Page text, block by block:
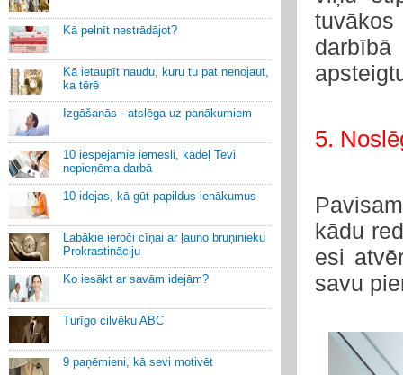
Kā pelnīt nestrādājot?
Kā ietaupīt naudu, kuru tu pat nenojaut,
ka tērē
Izgāšanās - atslēga uz panākumiem
10 iespējamie iemesli, kādēļ Tevi
nepieņēma darbā
10 idejas, kā gūt papildus ienākumus
Labākie ieroči cīņai ar ļauno bruņinieku
Prokrastināciju
Ko iesākt ar savām idejām?
Turīgo cilvēku ABC
9 paņēmieni, kā sevi motivēt
5.
kādu
esi
savu